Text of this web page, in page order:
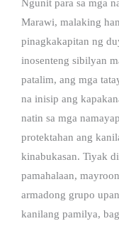
Ngunit para sa mga
Marawi, malaking
pinagkakapitan ng
inosenteng sibilyan
patalim, ang mga
na inisip ang
natin sa mga
protektahan ang
kinabukasan. Tiyak
pamahalaan,
armadong grupo
kanilang pamilya,